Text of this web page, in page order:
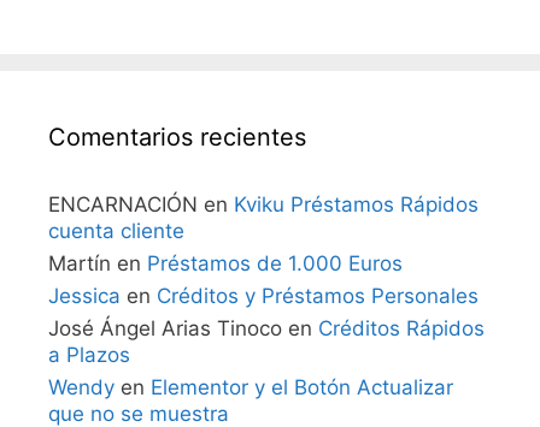
Comentarios recientes
ENCARNACIÓN en Kviku Préstamos Rápidos
cuenta cliente
Martín en Préstamos de 1.000 Euros
Jessica en Créditos y Préstamos Personales
José Ángel Arias Tinoco en Créditos Rápidos
a Plazos
Wendy en Elementor y el Botón Actualizar
que no se muestra